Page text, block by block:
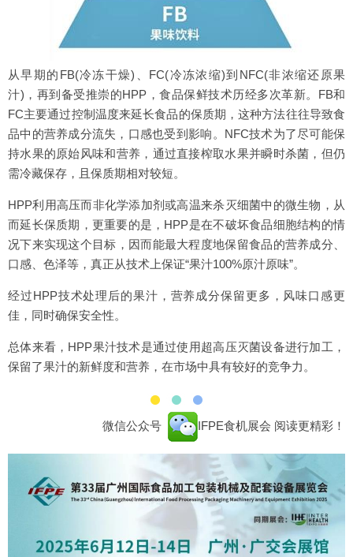
从早期的FB(冷冻干燥)、FC(冷冻浓缩)到NFC(非浓缩还原果
汁)，再到备受推崇的HPP，食品保鲜技术历经多次革新。FB和
FC主要通过控制温度来延长食品的保质期，这种方法往往导致食
品中的营养成分流失，口感也受到影响。NFC技术为了尽可能保
持水果的原始风味和营养，通过直接榨取水果并瞬时杀菌，但仍
需冷藏保存，且保质期相对较短。
HPP利用高压而非化学添加剂或高温来杀灭细菌中的微生物，从
而延长保质期，更重要的是，HPP是在不破坏食品细胞结构的情
况下来实现这个目标，因而能最大程度地保留食品的营养成分、
口感、色泽等，真正从技术上保证“果汁100%原汁原味”。
经过HPP技术处理后的果汁，营养成分保留更多，风味口感更
佳，同时确保安全性。
总体来看，HPP果汁技术是通过使用超高压灭菌设备进行加工，
保留了果汁的新鲜度和营养，在市场中具有较好的竞争力。
微信公众号 IFPE食机展会 阅读更精彩！